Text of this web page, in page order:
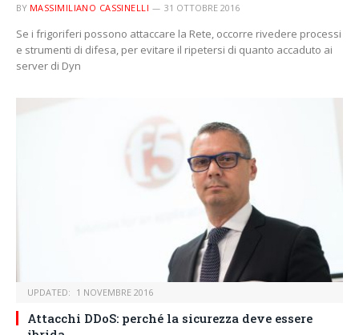
BY MASSIMILIANO CASSINELLI 31 OTTOBRE 2016
Se i frigoriferi possono attaccare la Rete, occorre rivedere processi
e strumenti di difesa, per evitare il ripetersi di quanto accaduto ai
server di Dyn
UPDATED: 1 NOVEMBRE 2016
Attacchi DDoS: perché la sicurezza deve essere